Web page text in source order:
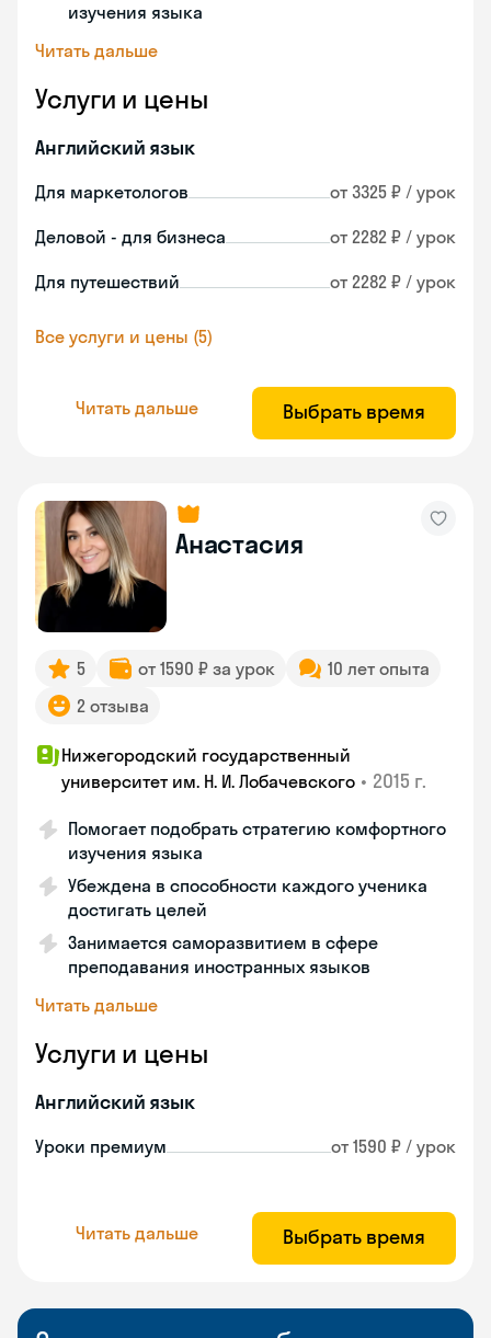
изучения языка
Читать дальше
Услуги и цены
Английский язык
Для маркетологов от 3325 ₽ / урок
Деловой - для бизнеса от 2282 ₽ / урок
Для путешествий от 2282 ₽ / урок
Все услуги и цены (5)
Читать дальше Выбрать время
Анастасия
5 от 1590 ₽ за урок
10 лет опыта
2 отзыва
Нижегородский государственный
университет им. Н. И. Лобачевского • 2015 г.
Помогает подобрать стратегию комфортного
изучения языка
Убеждена в способности каждого ученика
достигать целей
Занимается саморазвитием в сфере
преподавания иностранных языков
Читать дальше
Услуги и цены
Английский язык
Уроки премиум от 1590 ₽ / урок
Читать дальше Выбрать время